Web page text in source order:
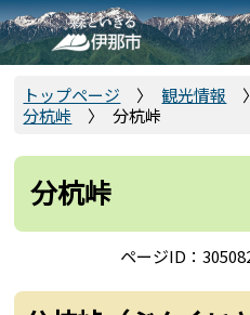
こ
の
ペ
で
トップページ 観光情報
分杭峠
分杭峠
分杭峠
ページID：